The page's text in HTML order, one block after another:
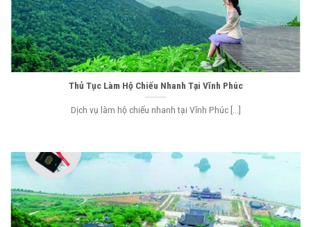
Thủ Tục Làm Hộ Chiếu Nhanh Tại Vĩnh Phúc
Dịch vụ làm hộ chiếu nhanh tại Vĩnh Phúc [...]